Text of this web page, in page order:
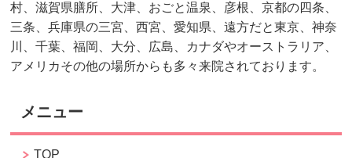
村、滋賀県膳所、大津、おごと温泉、彦根、京都の四条、
三条、兵庫県の三宮、西宮、愛知県、遠方だと東京、神奈
川、千葉、福岡、大分、広島、カナダやオーストラリア、
アメリカその他の場所からも多々来院されております。
メニュー
TOP